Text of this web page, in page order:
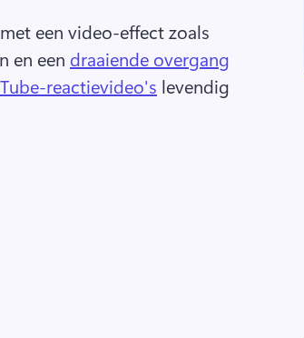
een video-effect zoals
en een draaiende overgang
reactievideo's levendig